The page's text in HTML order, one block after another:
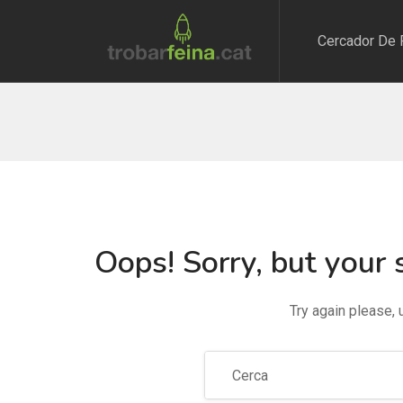
Cercador De
Oops! Sorry, but your
Try again please,